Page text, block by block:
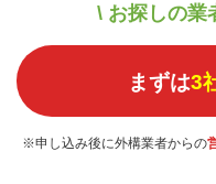
\ お探しの業
まずは3
※申し込み後に外構業者からの